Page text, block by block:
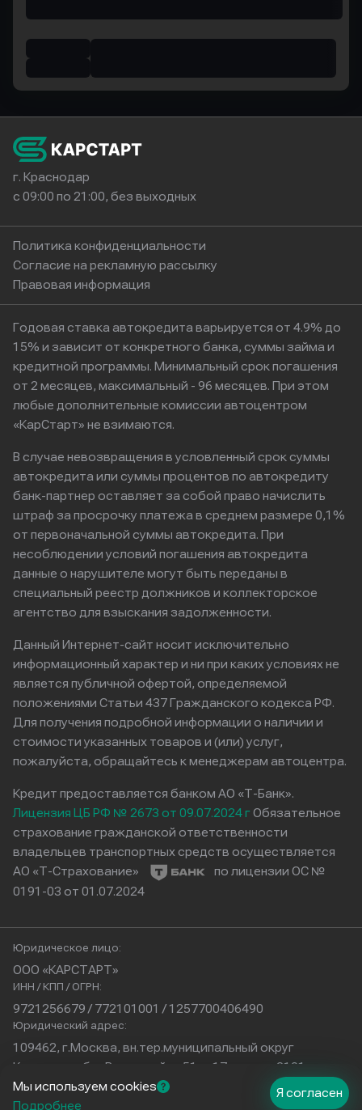
Мы используем cookies
Подробнее
Я согласен
г. Краснодар
с 09:00 по 21:00, без выходных
Политика конфиденциальности
Согласие на рекламную рассылку
Правовая информация
Годовая ставка автокредита варьируется от 4.9% до
15% и зависит от конкретного банка, суммы займа и
кредитной программы. Минимальный срок погашения
от 2 месяцев, максимальный - 96 месяцев. При этом
любые дополнительные комиссии автоцентром
«КарСтарт» не взимаются.
В случае невозвращения в условленный срок суммы
автокредита или суммы процентов по автокредиту
банк-партнер оставляет за собой право начислить
штраф за просрочку платежа в среднем размере 0,1%
от первоначальной суммы автокредита. При
несоблюдении условий погашения автокредита
данные о нарушителе могут быть переданы в
специальный реестр должников и коллекторское
агентство для взыскания задолженности.
Данный Интернет-сайт носит исключительно
информационный характер и ни при каких условиях не
является публичной офертой, определяемой
положениями Статьи 437 Гражданского кодекса РФ.
Для получения подробной информации о наличии и
стоимости указанных товаров и (или) услуг,
пожалуйста, обращайтесь к менеджерам автоцентра.
Кредит предоставляется банком АО «Т-Банк».
Лицензия ЦБ РФ № 2673 от 09.07.2024 гОбязательное
страхование гражданской ответственности
владельцев транспортных средств осуществляется
АО «Т-Страхование»
по лицензии ОС №
0191-03 от 01.07.2024
Юридическое лицо:
ООО «КАРСТАРТ»
ИНН / КПП / ОГРН:
9721256679 / 772101001 / 1257700406490
Юридический адрес:
109462, г.Москва, вн.тер.муниципальный округ
Кузьминки, б-р Волжский, д.51, с.17, помещ.2101
Физический адрес:
г. Краснодар